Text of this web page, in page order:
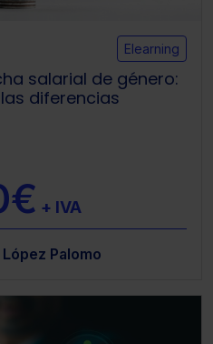
Elearning
salarial de género:
diferencias
+ IVA
Palomo